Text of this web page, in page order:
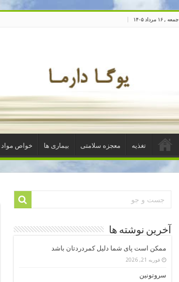
جمعه , ۱۶ مرداد ۱۴۰۵
تغذیه معجزه سلامتی بیماری ها خواص مواد
آخرین نوشته ها
ممکن است پای شما دلیل کمردردتان باشد
فوریه 21, 2026
سروتونین